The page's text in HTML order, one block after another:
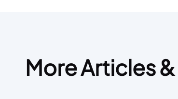
More Articles